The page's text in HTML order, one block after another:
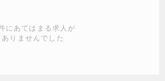
にあてはまる求人が
ありませんでした